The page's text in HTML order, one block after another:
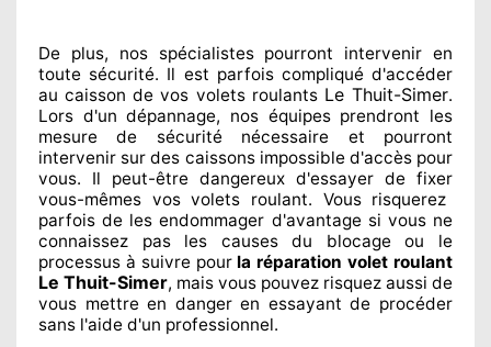
De plus, nos spécialistespourront intervenir en
toute sécurité. Il est parfois compliquéd'accéder
au caisson de vos volets roulants Le Thuit-Simer.
Lors d'un dépannage, nos équipesprendront les
mesure de sécuriténécessaire et pourront
intervenir sur des caissons impossible d'accès pour
vous. Il peut-être dangereux d'essayer de fixer
vous-mêmes vos volets roulant. Vous risquerez
parfois de les endommager d'avantage si vous ne
connaissez pas les causes du blocage ou le
processus à suivre pour la réparation volet roulant
Le Thuit-Simer, mais vous pouvez risquez aussi de
vous mettre en danger en essayant de procéder
sans l'aide d'un professionnel.